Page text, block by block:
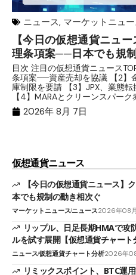
ニュース, マーケットニュー
【今日の仮想通貨ニュ
理条項案──日本でも規
目次 注目の仮想通貨ニュース
条項案──資産売却を協議 【2】
庫制限を要請 【3】JPX、業態
【4】MARAとクリーンスパーク
2026年 8月 7日
仮想通貨ニュース
【今日の仮想通貨ニュース】
本でも規制の動き相次ぐ
マーケットニュースニュース2026年08
リップル、日足長期HMAで
ルを試す展開【仮想通貨チャート
ニュース仮想通貨チャート分析2026年
リミックスポイント、BTC運